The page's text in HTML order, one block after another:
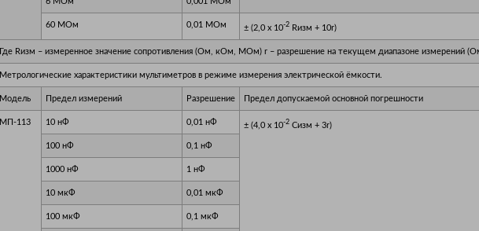
60 МОм 0,01 МОм ± (2,0 х 10-2 Rизм + 10r)
Где Rизм – измеренное значение сопротивления (Ом, кОм, МОм) r – разрешение на текущем диапазоне измерений
Метрологические характеристики мультиметров в режиме измерения электрической ёмкости.
Модель Предел измерений Разрешение Предел допускаемой основной погрешности
МП-113 10 нФ 0,01 нФ ± (4,0 х 10-2 Сизм + 3r)
100 нФ 0,1 нФ
1000 нФ 1 нФ
10 мкФ 0,01 мкФ
100 мкФ 0,1 мкФ